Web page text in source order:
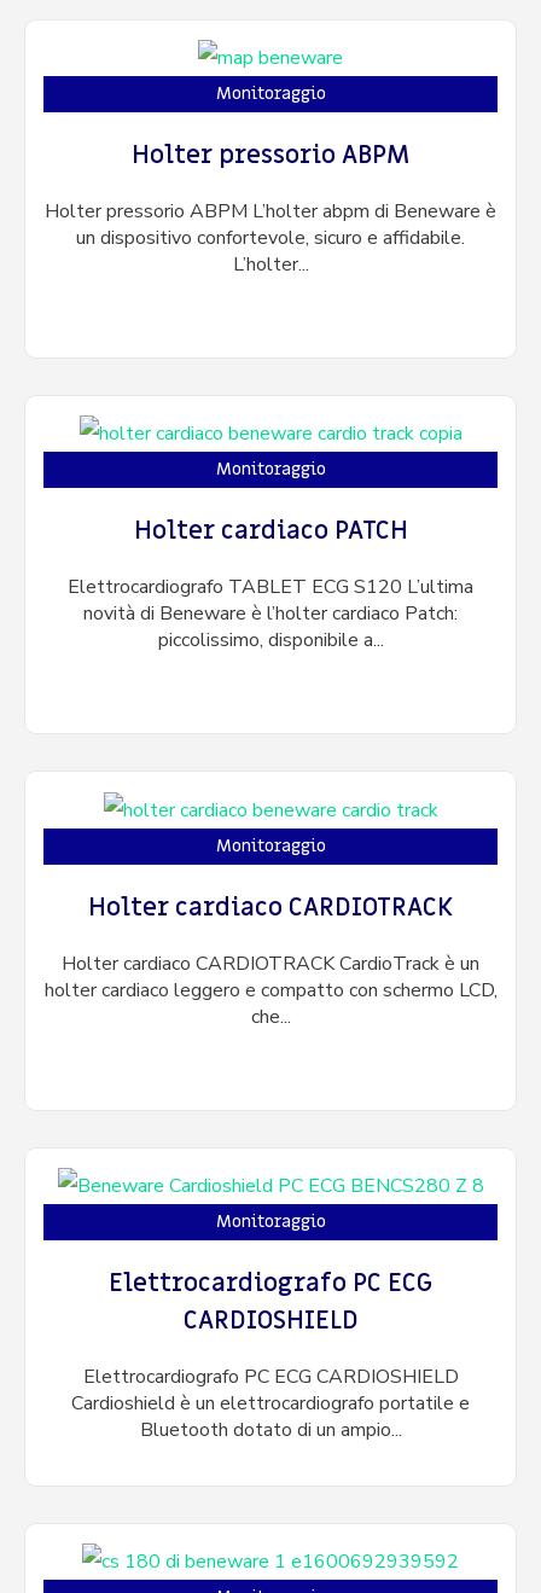
Monitoraggio
Holter pressorio ABPM
Holter pressorio ABPM L’holter abpm di Beneware è
un dispositivo confortevole, sicuro e affidabile.
L’holter...
Monitoraggio
Holter cardiaco PATCH
Elettrocardiografo TABLET ECG S120 L’ultima
novità di Beneware è l’holter cardiaco Patch:
piccolissimo, disponibile a...
Monitoraggio
Holter cardiaco CARDIOTRACK
Holter cardiaco CARDIOTRACK CardioTrack è un
holter cardiaco leggero e compatto con schermo LCD,
che...
Monitoraggio
Elettrocardiografo PC ECG
CARDIOSHIELD
Elettrocardiografo PC ECG CARDIOSHIELD
Cardioshield è un elettrocardiografo portatile e
Bluetooth dotato di un ampio...